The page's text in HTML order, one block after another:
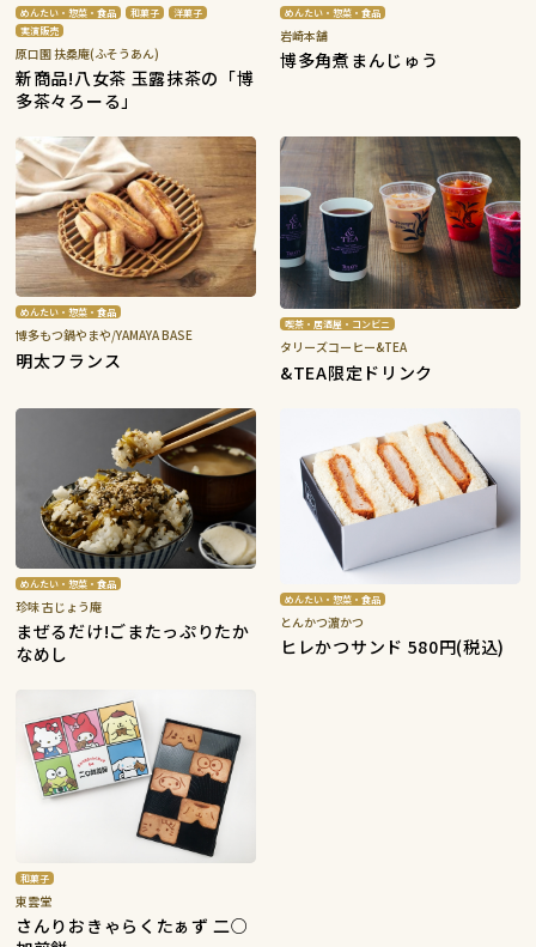
めんたい・惣菜・食品 和菓子
洋菓子
実演販売
原口園 扶桑庵(ふそうあん)
新商品!八女茶 玉露抹茶の「博
多茶々ろーる」
めんたい・惣菜・食品
岩崎本舗
博多角煮まんじゅう
めんたい・惣菜・食品
博多もつ鍋やまや/YAMAYA BASE
明太フランス
喫茶・居酒屋・コンビニ
タリーズコーヒー&TEA
&TEA限定ドリンク
めんたい・惣菜・食品
珍味 古じょう庵
まぜるだけ!ごまたっぷりたか
なめし
めんたい・惣菜・食品
とんかつ濵かつ
ヒレかつサンド 580円(税込)
和菓子
東雲堂
さんりおきゃらくたぁず 二○